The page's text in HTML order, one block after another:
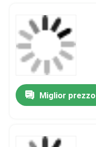
Miglior prezzo